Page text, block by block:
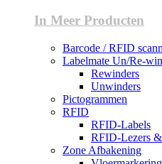
In Meer Producten
Barcode / RFID
Labelmate Un/Re-
Rewinders
Unwinders
Pictogrammen
RFID
RFID-Labels
RFID-Lezers
Zone Afbakening